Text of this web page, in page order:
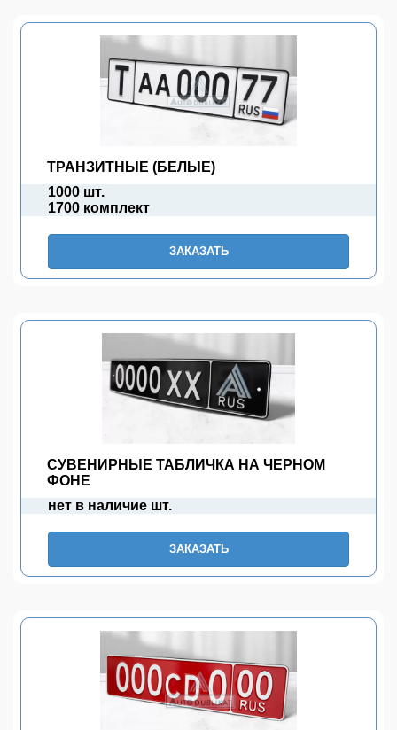
ТРАНЗИТНЫЕ (БЕЛЫЕ)
1000 шт.
1700 комплект
ЗАКАЗАТЬ
СУВЕНИРНЫЕ ТАБЛИЧКА НА ЧЕРНОМ
ФОНЕ
нет в наличие шт.
ЗАКАЗАТЬ